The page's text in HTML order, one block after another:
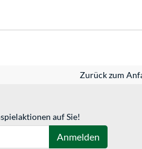
Zurück zum
auf Sie!
Anmelden